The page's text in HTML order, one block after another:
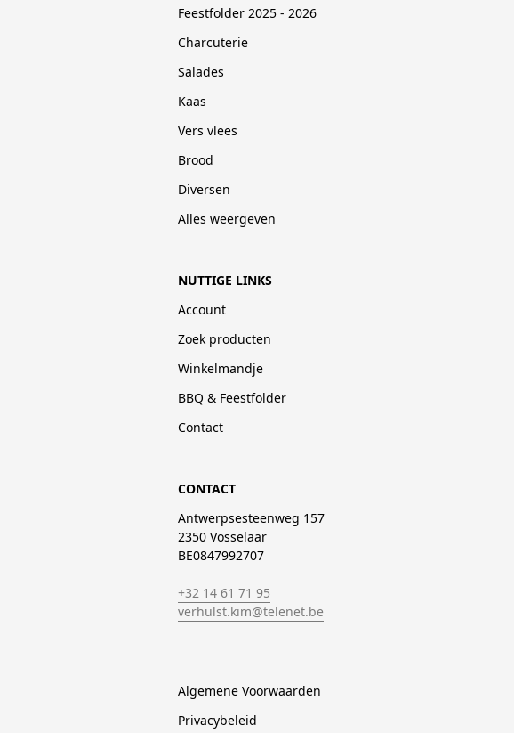
Feestfolder 2025 - 2026
Charcuterie
Salades
Kaas
Vers vlees
Brood
Diversen
Alles weergeven
NUTTIGE LINKS
Account
Zoek producten
Winkelmandje
BBQ & Feestfolder
Contact
CONTACT
Antwerpsesteenweg 157
2350 Vosselaar
BE0847992707
+32 14 61 71 95
verhulst.kim@telenet.be
Algemene Voorwaarden
Privacybeleid